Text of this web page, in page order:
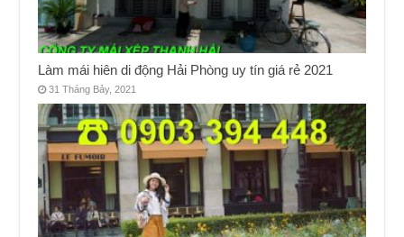
Làm mái hiên di động Hải Phòng uy tín giá rẻ 2021
31 Tháng Bảy, 2021